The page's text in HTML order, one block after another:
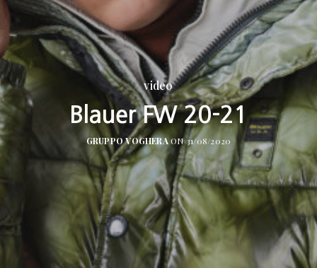
video
Blauer FW 20-21
GRUPPO VOGHERAON 31/08/2020